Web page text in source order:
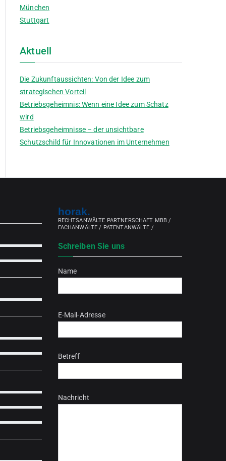
München
Stuttgart
Aktuell
Die Zukunftaussichten: Von der Idee zum
strategischen Vorteil
Betriebsgeheimnis: Wenn eine Idee zum Schatz
wird
Betriebsgeheimnisse – der unsichtbare
Schutzschild für Innovationen im Unternehmen
horak.
RECHTSANWÄLTE PARTNERSCHAFT MBB /
FACHANWÄLTE / PATENTANWÄLTE /
Schreiben Sie uns
Name
E-Mail-Adresse
Betreff
Nachricht